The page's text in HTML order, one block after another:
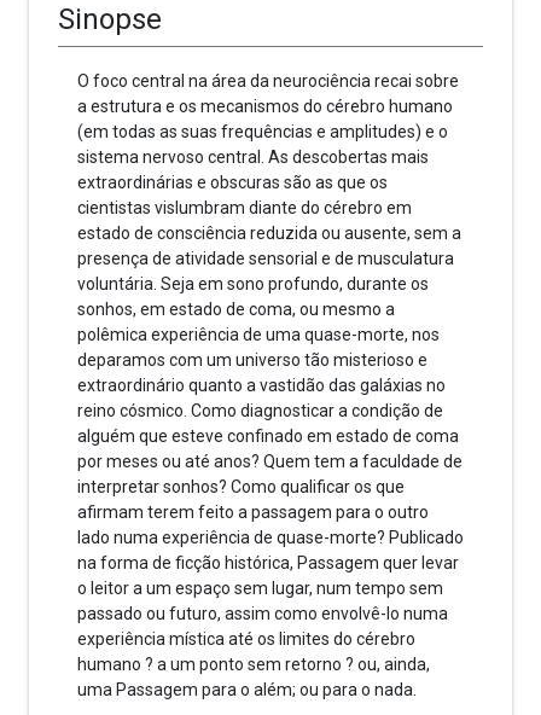
Sinopse
O foco central na área da neurociência recai sobre
a estrutura e os mecanismos do cérebro humano
(em todas as suas frequências e amplitudes) e o
sistema nervoso central. As descobertas mais
extraordinárias e obscuras são as que os
cientistas vislumbram diante do cérebro em
estado de consciência reduzida ou ausente, sem a
presença de atividade sensorial e de musculatura
voluntária. Seja em sono profundo, durante os
sonhos, em estado de coma, ou mesmo a
polêmica experiência de uma quase-morte, nos
deparamos com um universo tão misterioso e
extraordinário quanto a vastidão das galáxias no
reino cósmico. Como diagnosticar a condição de
alguém que esteve confinado em estado de coma
por meses ou até anos? Quem tem a faculdade de
interpretar sonhos? Como qualificar os que
afirmam terem feito a passagem para o outro
lado numa experiência de quase-morte? Publicado
na forma de ficção histórica, Passagem quer levar
o leitor a um espaço sem lugar, num tempo sem
passado ou futuro, assim como envolvê-lo numa
experiência mística até os limites do cérebro
humano ? a um ponto sem retorno ? ou, ainda,
uma Passagem para o além; ou para o nada.